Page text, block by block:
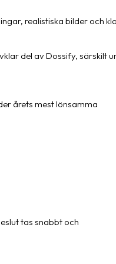
realistiska bilder och
del av Dossify, särskilt
årets mest lönsamma
tas snabbt och